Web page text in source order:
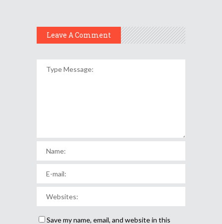
Leave A Comment
Save my name, email, and website in this